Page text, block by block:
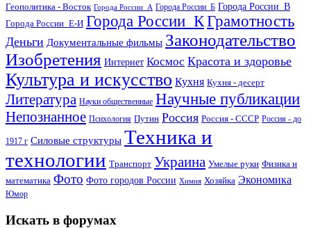
Геополитика - Восток Города России_А Города России_Б Города России_В
Города России_Е-И Города России_КГрамотность
Деньги Документальные фильмы Законодательство
Изобретения Интернет Космос Красота и здоровье
Культура и искусство Кухня Кухня - десерт
Литература Науки общественные Научные публикации
Непознанное Психология Путин Россия Россия - СССР Россия - до
1917 г Силовые структуры Техника и
технологии Транспорт Украина Умелые руки Физика и
математика Фото Фото городов России Химия Хозяйка Экономика
Юмор
Искать в форумах